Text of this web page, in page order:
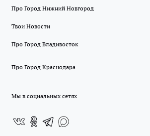
Про Город Нижний Новгород
Твои Новости
Про Город Владивосток
Про Город Краснодара
Мы в социальных сетях